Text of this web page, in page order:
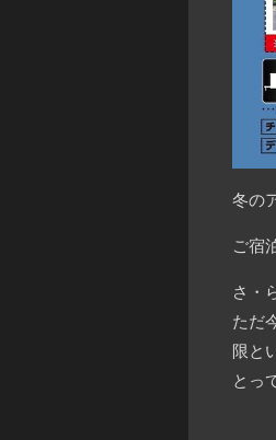
冬の
ご宿
さ・
ただ
限と
とっ